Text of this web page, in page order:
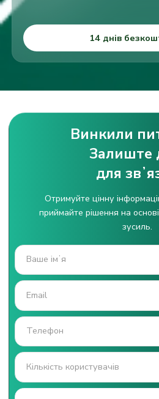
14 днів
Винкили
Залиште
для
Отримуйте цінну
приймайте рішення на
зусиль.